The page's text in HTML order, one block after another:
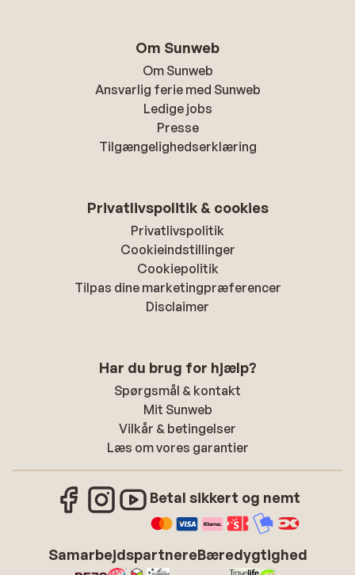
Om Sunweb
Om Sunweb
Ansvarlig ferie med Sunweb
Ledige jobs
Presse
Tilgængelighedserklæring
Privatlivspolitik & cookies
Privatlivspolitik
Cookieindstillinger
Cookiepolitik
Tilpas dine marketingpræferencer
Disclaimer
Har du brug for hjælp?
Spørgsmål & kontakt
Mit Sunweb
Vilkår & betingelser
Læs om vores garantier
Betal sikkert og nemt
SamarbejdspartnereBæredygtighed